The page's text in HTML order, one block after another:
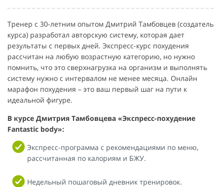
Тренер с 30-летним опытом Дмитрий Тамбовцев (создатель
курса) разработал авторскую систему, которая дает
результаты с первых дней. Экспресс-курс похудения
рассчитан на любую возрастную категорию, но нужно
помнить, что это сверхнагрузка на организм и выполнять
систему нужно с интервалом не менее месяца. Онлайн
марафон похудения – это ваш первый шаг на пути к
идеальной фигуре.
В курсе Дмитрия Тамбовцева «Экспресс-похудение
Fantastic body»:
Экспресс-программа с рекомендациями по меню,
рассчитанная по калориям и БЖУ.
Недельный пошаговый дневник тренировок.